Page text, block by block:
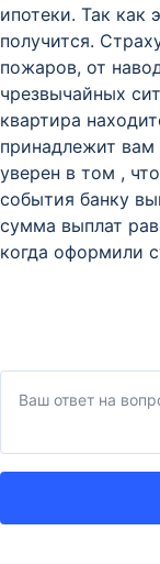
ипотеки. Так как
получится.
пожаров, от
чрезвычайных
квартира
принадлежит вам
уверен в том ,
события банку
сумма выплат
когда оформили